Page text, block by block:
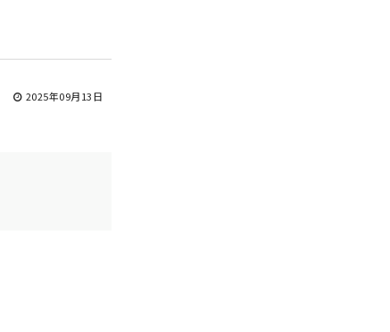
2025年09月13日